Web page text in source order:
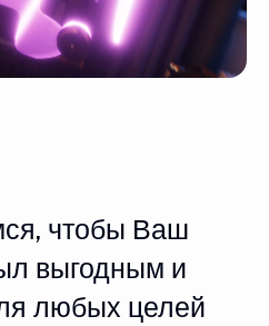
чтобы Ваш
выгодным и
любых целей